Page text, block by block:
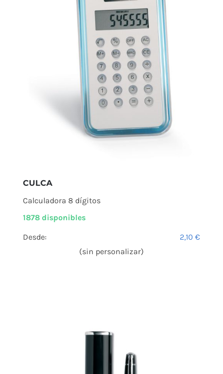
CULCA
Calculadora 8 dígitos
1878 disponibles
Desde: 2,10€
(sin personalizar)